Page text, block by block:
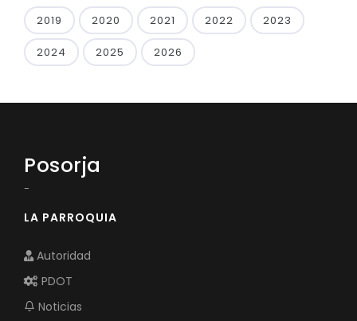
2019 2020 2021 2022 2023
2024 2025 2026
Posorja
-
LA PARROQUIA
Autoridad
PDOT
Noticias